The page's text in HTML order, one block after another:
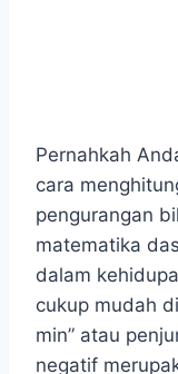
Pernahkah
cara
pengurangan
matematika
dalam
cukup mudah
min” atau
negatif